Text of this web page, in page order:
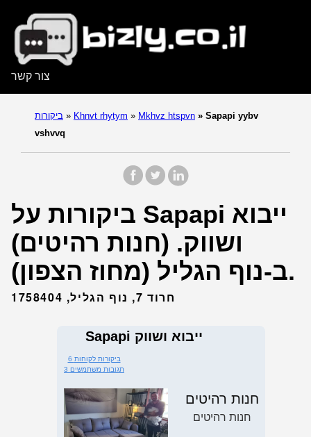
צור קשר
ביקורות » Khnvt rhytym » Mkhvz htspvn » Sapapi yybv
vshvvq
ביקורות על Sapapi ייבוא
ושווק. (חנות רהיטים)
ב-נוף הגליל (מחוז הצפון).
חרוד 7, נוף הגליל, 1758404
Sapapi ייבוא ושווק
6 ביקורות לקוחות
3 תגובות משתמשים
חנות רהיטים
חנות רהיטים